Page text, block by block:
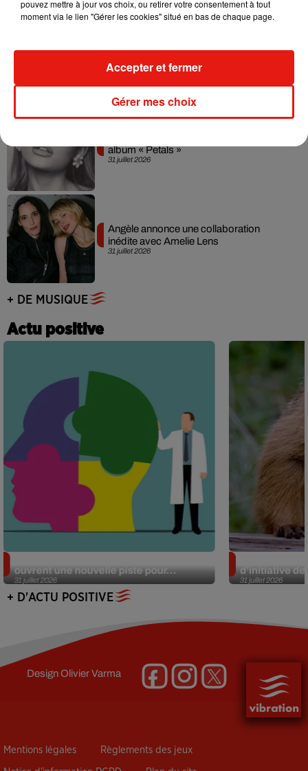
31 juillet 2026
31 juillet 2026
album « Petals »
31 juillet 2026
Angèle annonce une collaboration
inédite avec Amelie Lens
+ DE MUSIQUE
Actu positive
31 juillet 2026
ouvrent une nouvelle piste pour...
31 juillet 2026
d’initiative
+ D'ACTU POSITIVE
DesignOlivier Varma
Mentions légales Règlements des jeux
pouvez mettre à jour vos choix, ou retirer votre consentement à tout
moment via le lien "Gérer les cookies" situé en bas de chaque page.
Gérer mes choix
Accepter et fermer